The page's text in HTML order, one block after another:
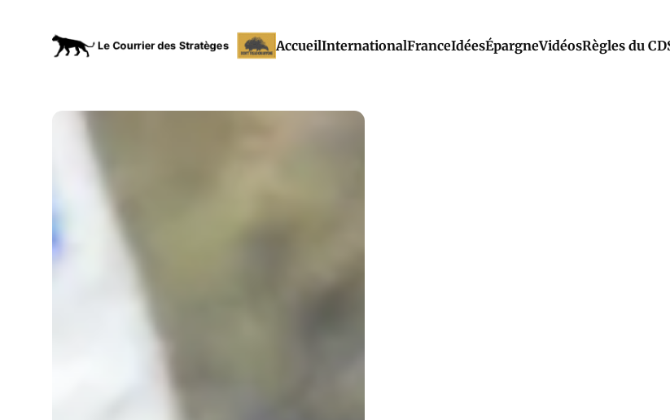
AccueilInternationalFranceIdéesÉpargneVidéosRègles du